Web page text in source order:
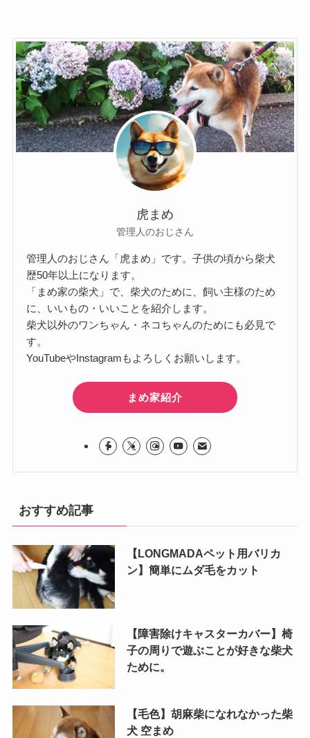
虎まめ
管理人のおじさん
管理人のおじさん「虎まめ」です。子供の頃から柴犬
歴50年以上になります。
「まめ家の柴犬」で、柴犬のために、飼い主様のため
に、いいもの・いいことを紹介します。
柴犬以外のワンちゃん・ネコちゃんのためにも必見で
す。
YouTubeやInstagramもよろしくお願いします。
まめ家紹介
おすすめ記事
【LONGMADAペット用バリカ
ン】簡単にムダ毛をカット
【障害除けキャスターカバー】椅
子の周りで遊ぶことが好きな柴犬
ために。
【毛色】胡麻柴になれなかった柴
犬 空まめ